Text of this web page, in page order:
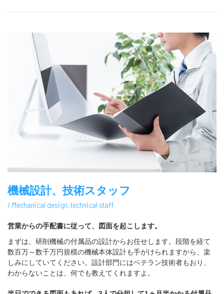
機械設計、技術スタッフ
/ Mechanical design, technical staff
営業からの手配書に従って、図面を起こします。
まずは、研削機械の付属品の設計からお任せします。段階を経て
数百万～数千万円規模の機械本体設計も手がけられますから、楽
しみにしていてください。設計部門にはベテラン技術者もおり、
わからないことは、何でも教えてくれますよ。